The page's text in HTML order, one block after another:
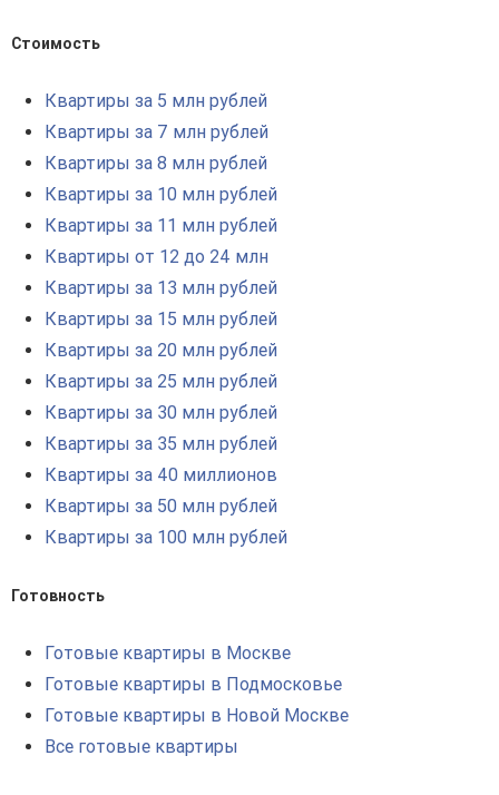
Стоимость
Квартиры за 5 млн рублей
Квартиры за 7 млн рублей
Квартиры за 8 млн рублей
Квартиры за 10 млн рублей
Квартиры за 11 млн рублей
Квартиры от 12 до 24 млн
Квартиры за 13 млн рублей
Квартиры за 15 млн рублей
Квартиры за 20 млн рублей
Квартиры за 25 млн рублей
Квартиры за 30 млн рублей
Квартиры за 35 млн рублей
Квартиры за 40 миллионов
Квартиры за 50 млн рублей
Квартиры за 100 млн рублей
Готовность
Готовые квартиры в Москве
Готовые квартиры в Подмосковье
Готовые квартиры в Новой Москве
Все готовые квартиры